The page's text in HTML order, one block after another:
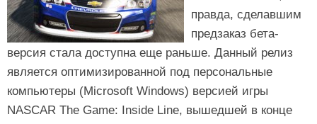
правда, сделавшим
предзаказ бета-
версия стала доступна еще раньше. Данный релиз
является оптимизированной под персональные
компьютеры (Microsoft Windows) версией игры
NASCAR The Game: Inside Line, вышедшей в конце